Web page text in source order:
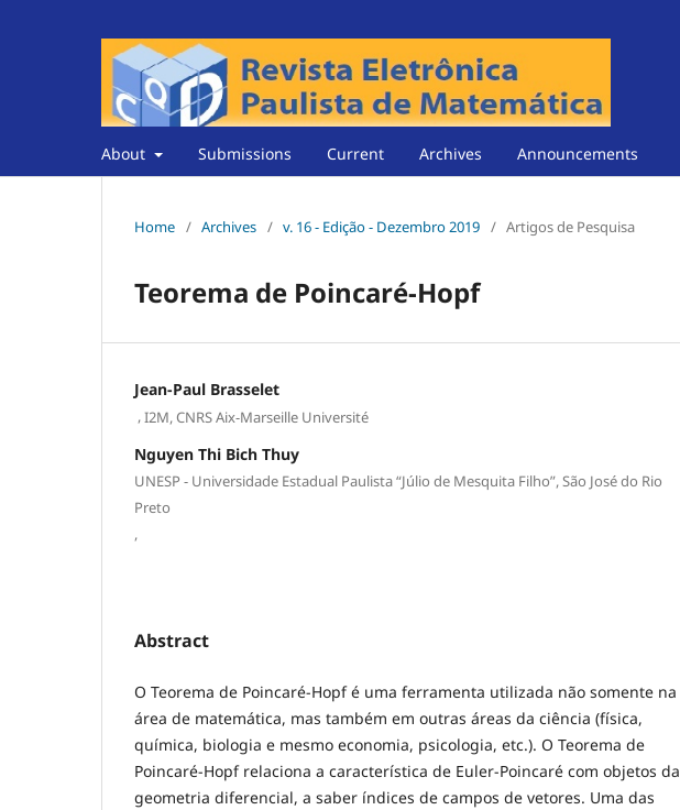
About Submissions Current Archives Announcements
Home / Archives / v. 16 - Edição - Dezembro 2019 / Artigos de Pesquisa
Teorema de Poincaré-Hopf
Jean-Paul Brasselet
,I2M, CNRS Aix-Marseille Université
Nguyen Thi Bich Thuy
UNESP - Universidade Estadual Paulista “Júlio de Mesquita Filho”, São José do Rio
Preto
,
Abstract
O Teorema de Poincaré-Hopf é uma ferramenta utilizada não somente na
área de matemática, mas também em outras áreas da ciência (física,
química, biologia e mesmo economia, psicologia, etc.). O Teorema de
Poincaré-Hopf relaciona a característica de Euler-Poincaré com objetos da
geometria diferencial, a saber índices de campos de vetores. Uma das